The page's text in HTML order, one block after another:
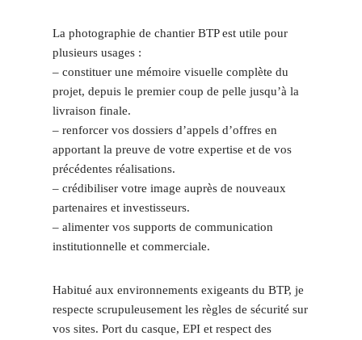
La photographie de chantier BTP est utile pour
plusieurs usages :
– constituer une mémoire visuelle complète du
projet, depuis le premier coup de pelle jusqu’à la
livraison finale.
– renforcer vos dossiers d’appels d’offres en
apportant la preuve de votre expertise et de vos
précédentes réalisations.
– crédibiliser votre image auprès de nouveaux
partenaires et investisseurs.
– alimenter vos supports de communication
institutionnelle et commerciale.
Habitué aux environnements exigeants du BTP, je
respecte scrupuleusement les règles de sécurité sur
vos sites. Port du casque, EPI et respect des